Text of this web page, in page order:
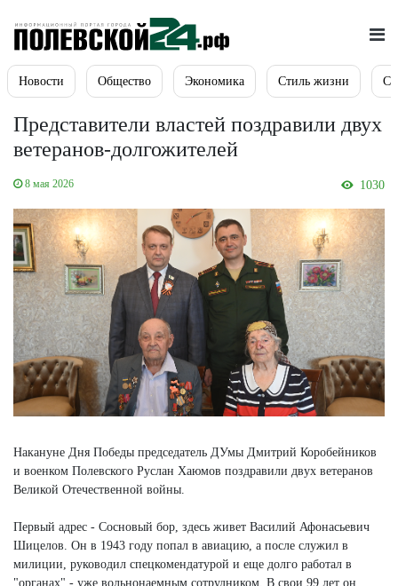
Новости Общество Экономика Стиль жизни
Представители властей поздравили двух
ветеранов-долгожителей
8 мая 2026 1030
Накануне Дня Победы председатель ДУмы Дмитрий Коробейников
и военком Полевского Руслан Хаюмов поздравили двух ветеранов
Великой Отечественной войны.
Первый адрес - Сосновый бор, здесь живет Василий Афонасьевич
Шицелов. Он в 1943 году попал в авиацию, а после служил в
милиции, руководил спецкомендатурой и еще долго работал в
"органах" - уже вольнонаемным сотрудником. В свои 99 лет он